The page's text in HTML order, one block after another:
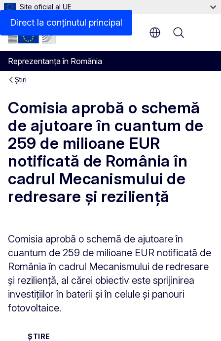
Direct la conținutul principal
Site oficial al UE
Reprezentanța în România
Menu
Știri
Comisia aprobă o schemă
de ajutoare în cuantum de
259 de milioane EUR
notificată de România în
cadrul Mecanismului de
redresare și reziliență
Comisia aprobă o schemă de ajutoare în
cuantum de 259 de milioane EUR notificată de
România în cadrul Mecanismului de redresare
și reziliență, al cărei obiectiv este sprijinirea
investițiilor în baterii și în celule și panouri
fotovoltaice.
ȘTIRE